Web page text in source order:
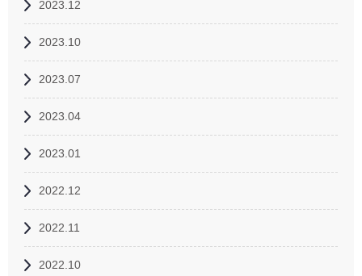
2023.12
2023.10
2023.07
2023.04
2023.01
2022.12
2022.11
2022.10